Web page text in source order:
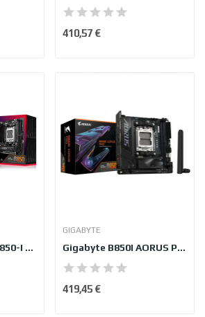
410,57 €
ASUS ROG STRIX B850-I GAMING WIFI
GIGABYTE
Gigabyte B850I AORUS PRO
419,45 €